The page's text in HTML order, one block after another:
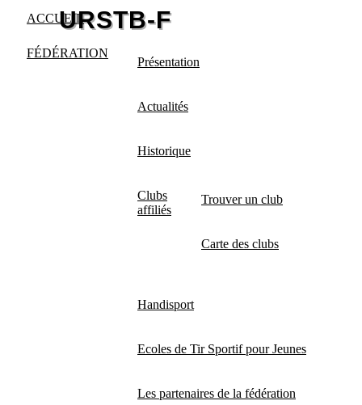
ACCUEIL
FÉDÉRATION
Présentation
Actualités
Historique
Clubs
affiliés
Trouver un club
Carte des clubs
Handisport
Ecoles de Tir Sportif pour Jeunes
Les partenaires de la fédération